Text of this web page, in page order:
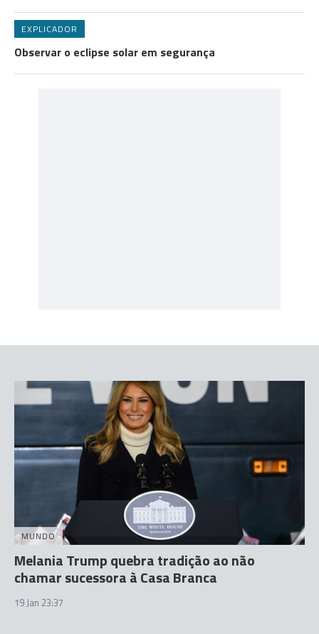
EXPLICADOR
Observar o eclipse solar em segurança
MUNDO
Melania Trump quebra tradição ao não
chamar sucessora à Casa Branca
19 Jan 23:37